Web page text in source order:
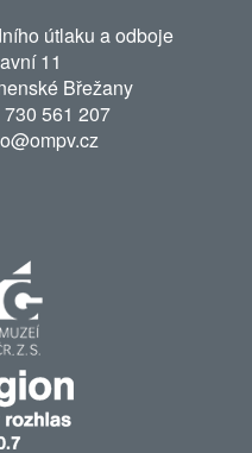
útlaku a odboje
11
Břežany
730 561 207